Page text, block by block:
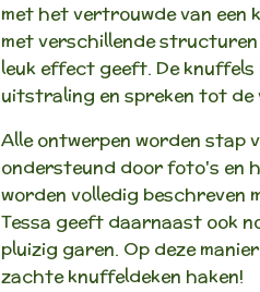
met het vertrouwde van een
met verschillende structuren
leuk effect geeft. De knuffels
uitstraling en spreken tot de
Alle ontwerpen worden stap
ondersteund door foto's en
worden volledig beschreven
Tessa geeft daarnaast ook
pluizig garen. Op deze
zachte knuffeldeken haken!